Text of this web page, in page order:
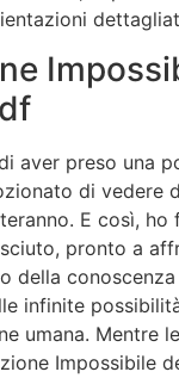
aver preso una
di vedere
E così, ho
pronto a
della
infinite
umana. Mentre
Impossibile